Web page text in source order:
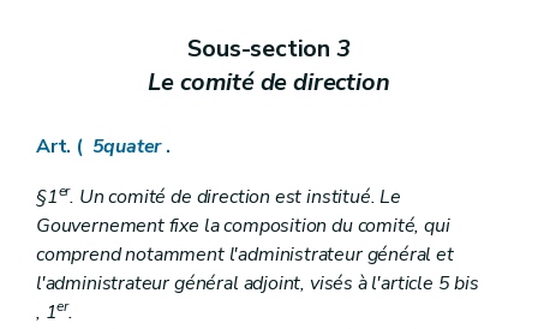
Sous-section 3
Le comité de direction
Art. ( 5quater.
§1er. Un comité de direction est institué. Le
Gouvernement fixe la composition du comité, qui
comprend notamment l'administrateur général et
l'administrateur général adjoint, visés à l'article 5bis
, 1er.